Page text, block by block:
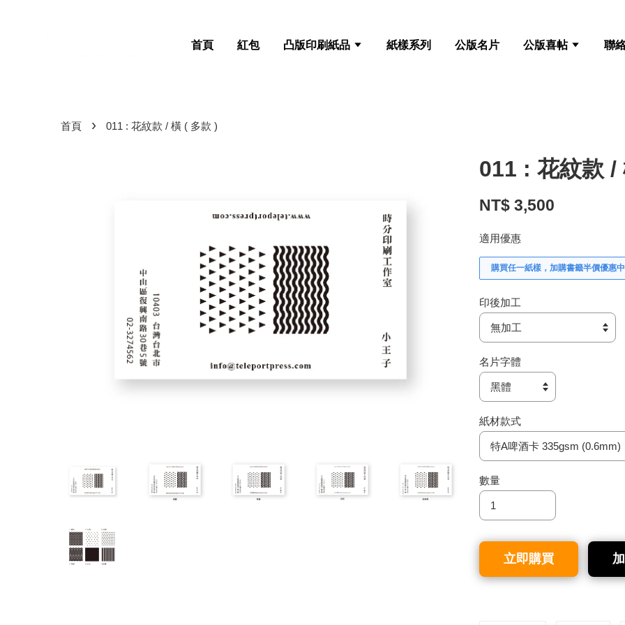
首頁 紅包 凸版印刷紙品 紙樣系列 公版名片 公版喜帖 聯
首頁 › 011 : 花紋款 / 橫 ( 多款 )
011 : 花紋款 /
NT$ 3,500
適用優惠
購買任一紙樣，加購書籤半價優惠
印後加工
名片字體
紙材款式
數量
立即購買